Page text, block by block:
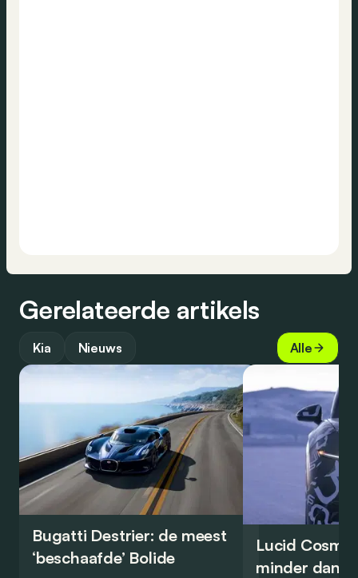
Gerelateerde artikels
Kia Nieuws Alle
Bugatti Destrier: de meest
‘beschaafde’ Bolide
Lucid
minder dan